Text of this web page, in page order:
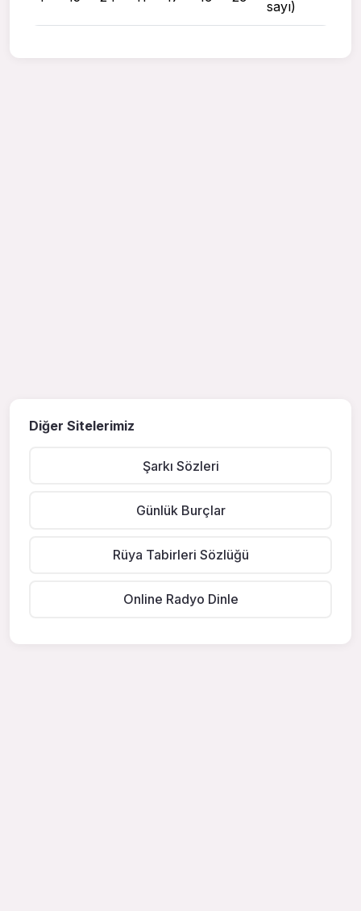
sayı)
Diğer Sitelerimiz
Şarkı Sözleri
Günlük Burçlar
Rüya Tabirleri Sözlüğü
Online Radyo Dinle